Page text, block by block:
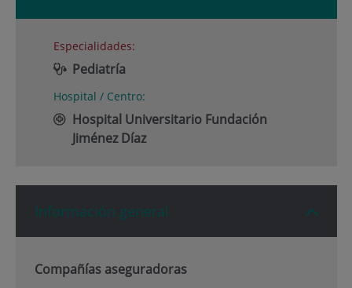
Especialidades:
Pediatría
Hospital / Centro:
Hospital Universitario Fundación
Jiménez Díaz
Información general
Compañías aseguradoras